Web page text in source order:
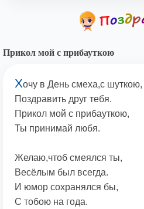
Прикол мой с прибауткою
Хочу в День смеха,с шуткою,
Поздравить друг тебя.
Прикол мой с прибауткою,
Ты принимай любя.
Желаю,чтоб смеялся ты,
Весёлым был всегда.
И юмор сохранялся бы,
С тобою на года.